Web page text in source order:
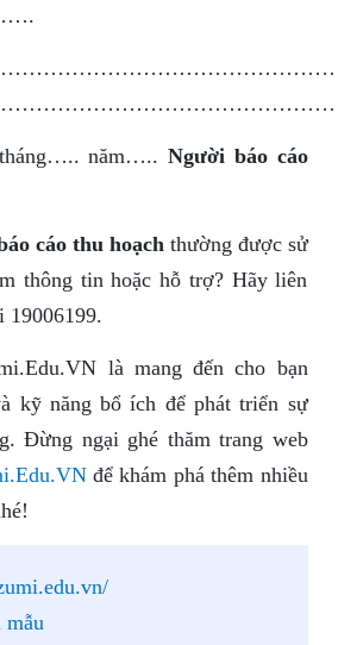
năm…..Người báo cáo
cáo thu hoạchthường được sử
thông tin hoặc hỗ trợ? Hãy liên
19006199.
là mang đến cho bạn
kỹ năng bổ ích để phát triển sự
Đừng ngại ghé thăm trang web
để khám phá thêm nhiều
mẫu